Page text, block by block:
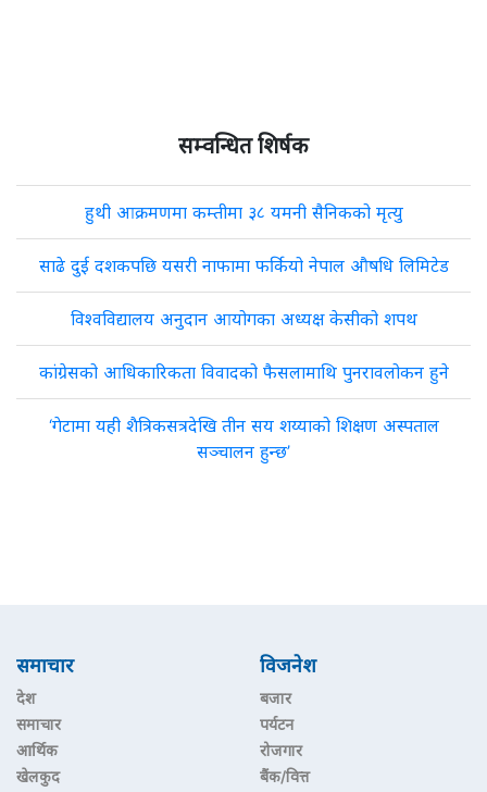
सम्वन्धित शिर्षक
हुथी आक्रमणमा कम्तीमा ३८ यमनी सैनिकको मृत्यु
साढे दुई दशकपछि यसरी नाफामा फर्कियो नेपाल औषधि लिमिटेड
विश्वविद्यालय अनुदान आयोगका अध्यक्ष केसीको शपथ
कांग्रेसको आधिकारिकता विवादको फैसलामाथि पुनरावलोकन हुने
‘गेटामा यही शैत्रिकसत्रदेखि तीन सय शय्याको शिक्षण अस्पताल
सञ्चालन हुन्छ’
समाचार
देश
समाचार
आर्थिक
खेलकुद
विजनेश
बजार
पर्यटन
रोजगार
बैंक/वित्त